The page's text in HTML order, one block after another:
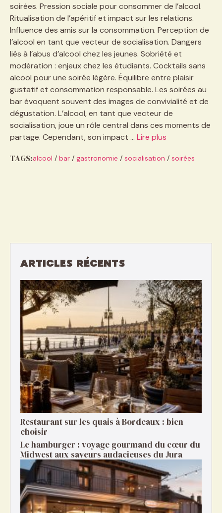
soirées. Pression sociale pour consommer de l’alcool.
Ritualisation de l’apéritif et impact sur les relations.
Influence des amis sur la consommation. Perception de
l’alcool en tant que vecteur de socialisation. Dangers
liés à l’abus d’alcool chez les jeunes. Sobriété et
modération : enjeux chez les étudiants. Cocktails sans
alcool pour une soirée légère. Équilibre entre plaisir
gustatif et consommation responsable. Les soirées au
bar évoquent souvent des images de convivialité et de
dégustation. L’alcool, en tant que vecteur de
socialisation, joue un rôle central dans ces moments de
partage. Cependant, son impact … Lire plus
TAGS:alcool / bar/ gastronomie / socialisation / soirées
ARTICLES RÉCENTS
Restaurant sur les quais à Bordeaux : bien
choisir
Le hamburger : voyage gourmand du cœur du
Midwest aux saveurs audacieuses du Jura